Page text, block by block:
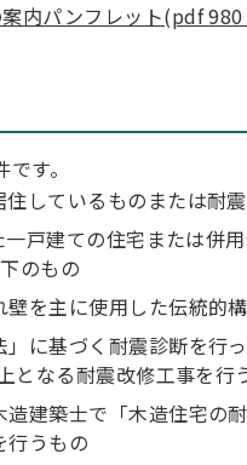
内パンフレット(pdf
す。
しているものまたは耐
戸建ての住宅または併
のもの
を主に使用した伝統的
」に基づく耐震診断を
となる耐震改修工事を行
建築士で「木造住宅の
行うもの